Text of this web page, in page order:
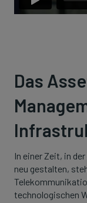
Das
In einer Zeit, in
neu gestalten,
technologischen